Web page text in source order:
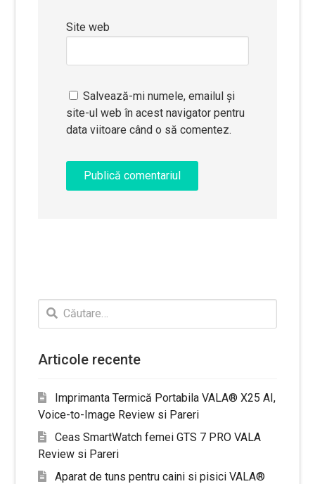
Site web
Salvează-mi numele, emailul și
site-ul web în acest navigator pentru
data viitoare când o să comentez.
Caută
după:
Articole recente
Imprimanta Termică Portabila VALA® X25 AI,
Voice-to-Image Review si Pareri
Ceas SmartWatch femei GTS 7 PRO VALA
Review si Pareri
Aparat de tuns pentru caini si pisici VALA®